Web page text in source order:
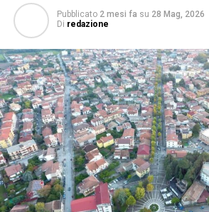
Pubblicato 2 mesi fa su 28 Mag, 2026
Di redazione